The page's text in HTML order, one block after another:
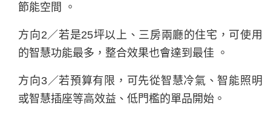
節能空間 。
方向2／若是25坪以上、三房兩廳的住宅，可使用
的智慧功能最多，整合效果也會達到最佳 。
方向3／若預算有限，可先從智慧冷氣、智能照明
或智慧插座等高效益、低門檻的單品開始。